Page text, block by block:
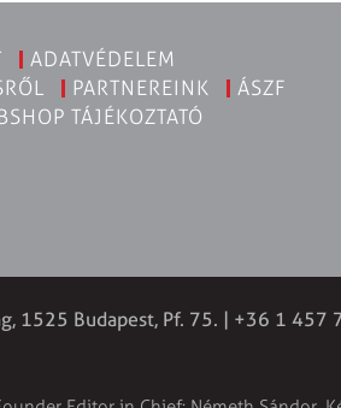
ADATVÉDELEM
PARTNEREINK
ÁSZF
TÁJÉKOZTATÓ
1525 Budapest, Pf. 75. | +36 1